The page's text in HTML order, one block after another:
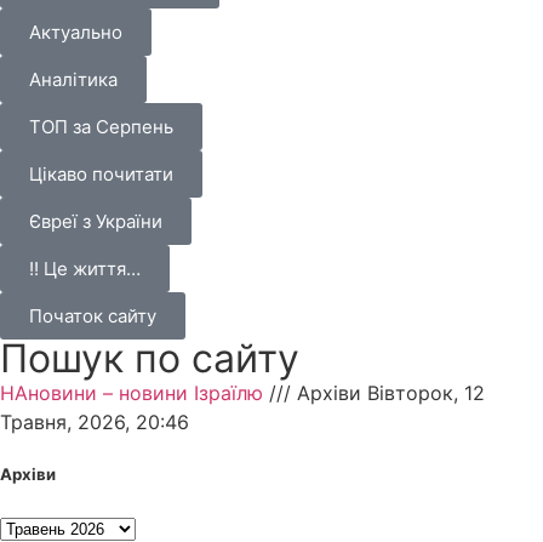
Актуально
Аналітика
ТОП за Серпень
Цікаво почитати
Євреї з України
!! Це життя…
Початок сайту
Пошук по сайту
НАновини – новини Ізраїлю /// Архіви Вівторок, 12
Травня, 2026, 20:46
Архіви